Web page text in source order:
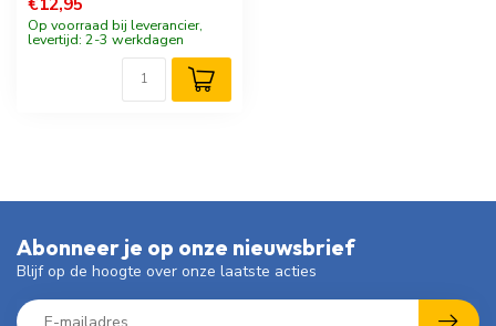
Op voorraad bij leverancier,
levertijd: 2-3 werkdagen
Abonneer je op onze nieuwsbrief
Blijf op de hoogte over onze laatste acties